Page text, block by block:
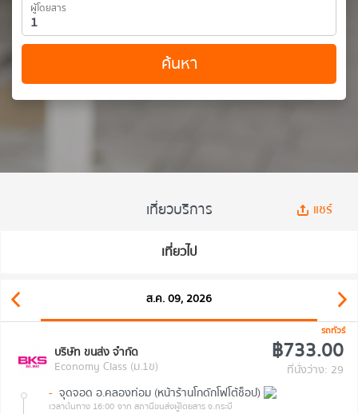
ผู้โดยสาร
ค้นหา
เที่ยวบริการ แชร์
เที่ยวไป
ส.ค. 09, 2026
รถทัวร์
บริษัท ขนส่ง จำกัด
Economy Class (ม.1ข)
฿733.00
ที่นั่งว่าง: 29
- จุดจอด อ.คลองท่อม (หน้าร้านโกดักโฟโต้ช็อป)
เวลาต้นทาง 16:00 จาก สถานีขนส่งผู้โดยสาร จ.กระบี่